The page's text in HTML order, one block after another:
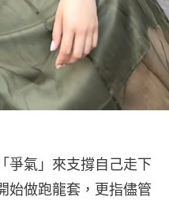
爭氣」來支撐自己走下
始做跑龍套，更指儘管